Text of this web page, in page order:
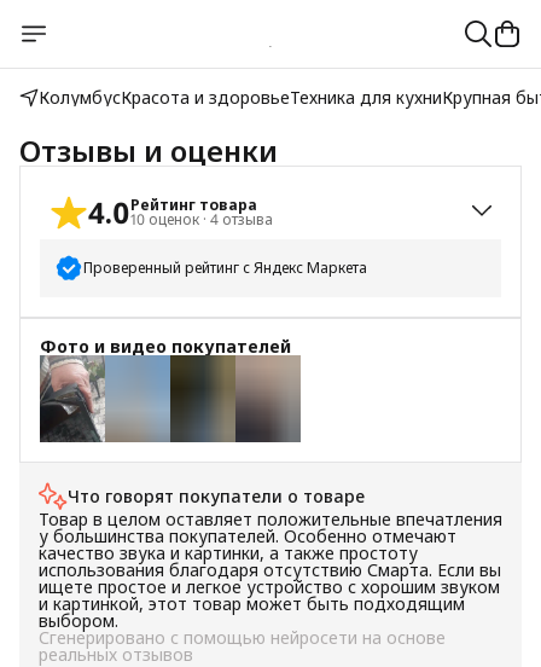
КолумбусКрасота и здоровьеТехника для кухниКрупная
Отзывы и оценки
4.0Рейтинг товара
10 оценок · 4 отзыва
Проверенный рейтинг с Яндекс Маркета
5 звёзд
7
4 звезды
3 звезды
звезды
1 звезда
Фото и видео покупателей
+3 Что говорят покупатели о товаре
Товар в целом оставляет положительные впечатления
у большинства покупателей. Особенно отмечают
качество звука и картинки, а также простоту
использования благодаря отсутствию Смарта. Если вы
ищете простое и легкое устройство с хорошим звуком
и картинкой, этот товар может быть подходящим
выбором.
Сгенерировано с помощью нейросети на основе
реальных отзывов